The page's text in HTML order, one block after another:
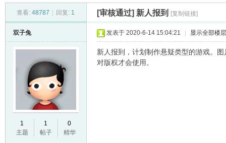
› › ›
查看: 48787 回复: 1 [审核通过] 新人报到 [复制链接]
双子兔
1
主题
1
帖子
0
精华
发表于 2020-6-14 15:04:21 显示全部楼层
新人报到，计划制作悬疑类型的游戏。
对版权才会使用。